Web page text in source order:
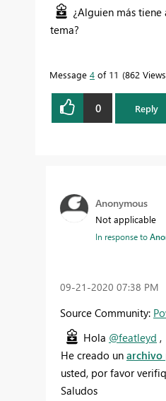
¿Alguien más
tema?
Message 4 of 11 862 Views
0 Reply
Anonymous
Not applicable
In response to
‎09-21-2020 07:38 PM
Source Community:
Hola @featleyd ,
He creado un archivo
usted, por favor
Saludos